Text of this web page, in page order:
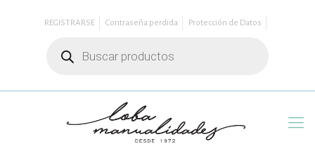
REGISTRARSE Contraseña perdida
Protección de Datos
productos